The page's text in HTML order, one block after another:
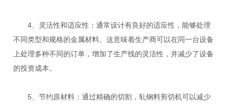
4、灵活性和适应性：通常设计有良好的适应性，能够处理
不同类型和规格的金属材料。这意味着生产商可以在同一台设备
上处理多种不同的订单，增加了生产线的灵活性，并减少了设备
的投资成本。
5、节约原材料：通过精确的切割，轧钢料剪切机可以减少